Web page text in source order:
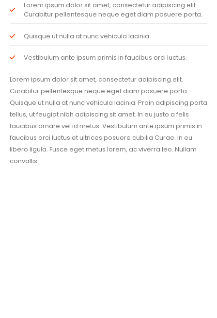
Lorem ipsum dolor sit amet, consectetur adipiscing elit.
Curabitur pellentesque neque eget diam posuere porta.
Quisque ut nulla at nunc vehicula lacinia.
Vestibulum ante ipsum primis in faucibus orci luctus.
Lorem ipsum dolor sit amet, consectetur adipiscing elit.
Curabitur pellentesque neque eget diam posuere porta.
Quisque ut nulla at nunc vehicula lacinia. Proin adipiscing porta
tellus, ut feugiat nibh adipiscing sit amet. In eu justo a felis
faucibus ornare vel id metus. Vestibulum ante ipsum primis in
faucibus orci luctus et ultrices posuere cubilia Curae. In eu
libero ligula. Fusce eget metus lorem, ac viverra leo. Nullam
convallis.